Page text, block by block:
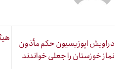
دراویش اپوزیسیون حکم مأذون
نماز خوزستان را جعلی خواندند